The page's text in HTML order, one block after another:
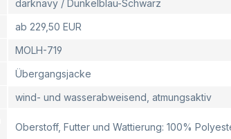
darknavy / Dunkelblau-Schwarz
ab 229,50 EUR
MOLH-719
Übergangsjacke
wind- und wasserabweisend, atmungsaktiv
Oberstoff, Futter und Wattierung: 100%